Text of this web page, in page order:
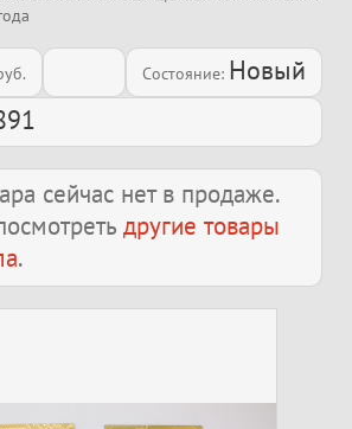
Состояние: Новый
сейчас нет в продаже.
другие товары
.